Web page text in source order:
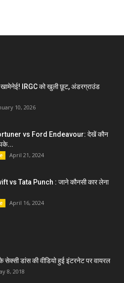
IRGC को खुली छूट, अंडरग्राउंड
10, 2026
vs Ford Endeavour: देखें कौन
April 21, 2024
vs Tata Punch : जाने कौनसी कार लेना
April 16, 2024
सेक्सी डांस की वीडियो हुई इंटरनेट पर वायरल
8, 2018